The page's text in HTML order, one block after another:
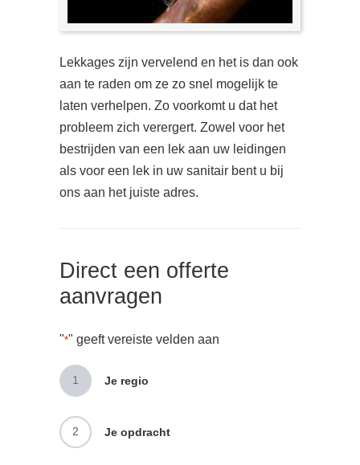
Lekkages zijn vervelend en het is dan ook
aan te raden om ze zo snel mogelijk te
laten verhelpen. Zo voorkomt u dat het
probleem zich verergert. Zowel voor het
bestrijden van een lek aan uw leidingen
als voor een lek in uw sanitair bent u bij
ons aan het juiste adres.
Direct een offerte
aanvragen
"*" geeft vereiste velden aan
1 Je regio
2 Je opdracht